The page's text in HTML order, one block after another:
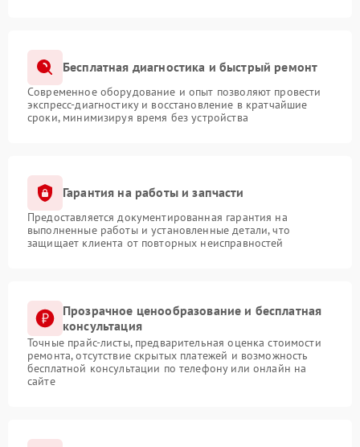
Бесплатная диагностика и быстрый ремонт
Современное оборудование и опыт позволяют провести
экспресс-диагностику и восстановление в кратчайшие
сроки, минимизируя время без устройства
Гарантия на работы и запчасти
Предоставляется документированная гарантия на
выполненные работы и установленные детали, что
защищает клиента от повторных неисправностей
Прозрачное ценообразование и бесплатная
консультация
Точные прайс-листы, предварительная оценка стоимости
ремонта, отсутствие скрытых платежей и возможность
бесплатной консультации по телефону или онлайн на
сайте